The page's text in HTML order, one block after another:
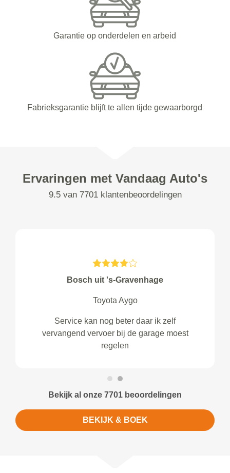
Garantie op onderdelen en arbeid
Fabrieksgarantie blijft te allen tijde gewaarborgd
Ervaringen met Vandaag Auto's
9.5 van 7701 klantenbeoordelingen
Bosch uit 's-Gravenhage
Toyota Aygo
Service kan nog beter daar ik zelf
vervangend vervoer bij de garage moest
regelen
Bekijk al onze 7701 beoordelingen
BEKIJK & BOEK